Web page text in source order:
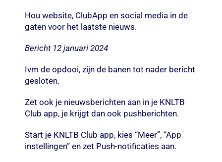
Hou website, ClubApp en social media in de
gaten voor het laatste nieuws.
Bericht 12 januari 2024
Ivm de opdooi, zijn de banen tot nader bericht
gesloten.
Zet ook je nieuwsberichten aan in je KNLTB
Club app, je krijgt dan ook pushberichten.
Start je KNLTB Club app, kies “Meer”, “App
instellingen” en zet Push-notificaties aan.